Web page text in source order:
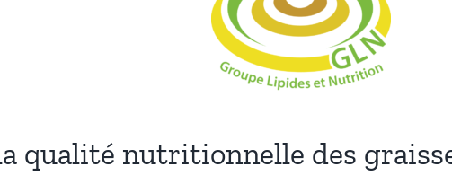
qualité nutritionnelle des